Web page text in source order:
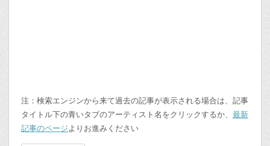
注：検索エンジンから来て過去の記事が表示される場合は、記事
タイトル下の青いタブのアーティスト名をクリックするか、 最新
記事のページよりお進みください